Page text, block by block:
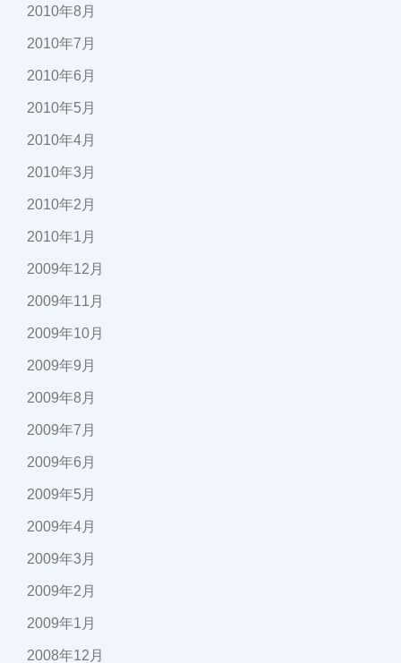
2010年8月
2010年7月
2010年6月
2010年5月
2010年4月
2010年3月
2010年2月
2010年1月
2009年12月
2009年11月
2009年10月
2009年9月
2009年8月
2009年7月
2009年6月
2009年5月
2009年4月
2009年3月
2009年2月
2009年1月
2008年12月